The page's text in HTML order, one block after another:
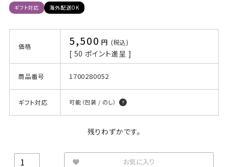
ギフト対応 海外配送OK
価格 5,500 税込
[ 50 ポイント進呈 ]
商品番号 1700280052
ギフト対応 可能（包装 / のし）
残りわずかです。
お気に入り